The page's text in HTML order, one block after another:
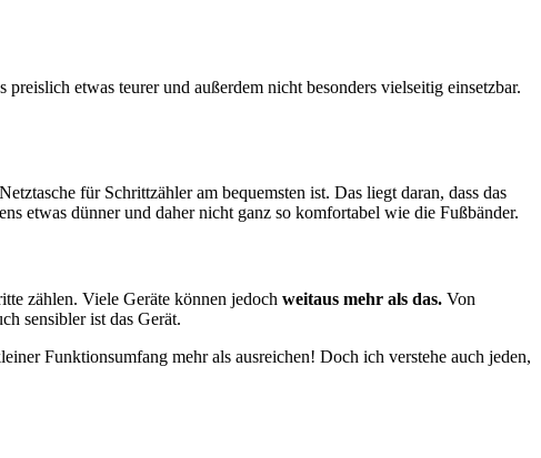
etwas teurer und außerdem nicht besonders vielseitig einsetzbar.
für Schrittzähler am bequemsten ist. Das liegt daran, dass das
etwas dünner und daher nicht ganz so komfortabel wie die Fußbänder.
zählen. Viele Geräte können jedoch weitaus mehr als das. Von
sensibler ist das Gerät.
Funktionsumfang mehr als ausreichen! Doch ich verstehe auch jeden,